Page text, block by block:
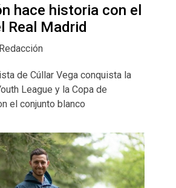
hace historia con el
Real Madrid
de Cúllar Vega conquista la
League y la Copa de
el conjunto blanco